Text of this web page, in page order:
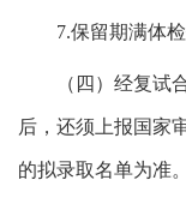
7.保留期满体
（四）经复试
后，还须上报国家
的拟录取名单为准。